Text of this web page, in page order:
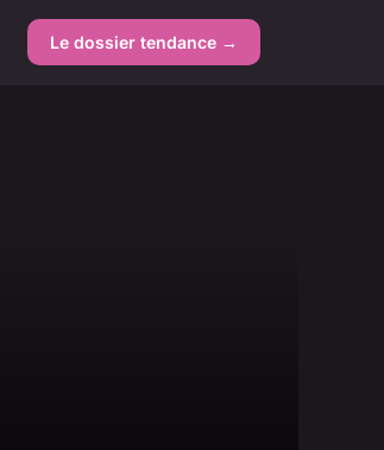
Le dossier tendance →